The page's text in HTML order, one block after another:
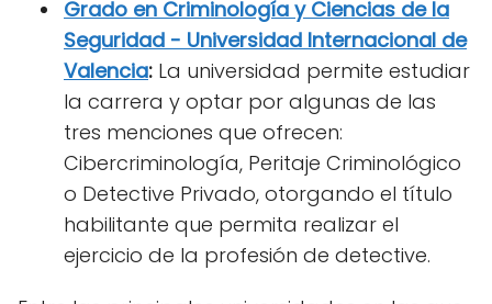
Grado en Criminología y Ciencias de la
Seguridad - Universidad Internacional de
Valencia: La universidad permite estudiar
la carrera y optar por algunas de las
tres menciones que ofrecen:
Cibercriminología, Peritaje Criminológico
o Detective Privado, otorgando el título
habilitante que permita realizar el
ejercicio de la profesión de detective.